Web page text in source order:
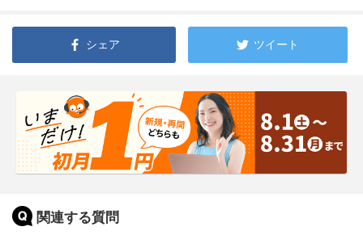
シェア ツイート
関連する質問